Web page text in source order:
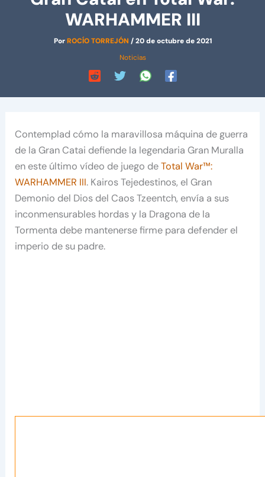
WARHAMMER III
PorROCÍO TORREJÓN /20 de octubre de 2021
Noticias
Contemplad cómo la maravillosa máquina de guerra
de la Gran Catai defiende la legendaria Gran Muralla
en este último vídeo de juego deTotal War™:
WARHAMMER III. Kairos Tejedestinos, el Gran
Demonio del Dios del Caos Tzeentch, envía a sus
inconmensurables hordas y la Dragona de la
Tormenta debe mantenerse firme para defender el
imperio de su padre.